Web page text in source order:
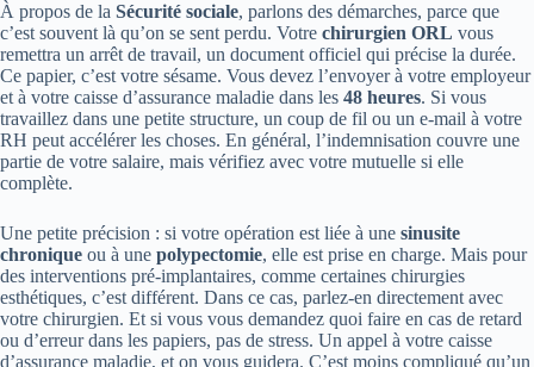
À propos de la Sécurité sociale, parlons des démarches, parce que
c’est souvent là qu’on se sent perdu. Votre chirurgien ORL vous
remettra un arrêt de travail, un document officiel qui précise la durée.
Ce papier, c’est votre sésame. Vous devez l’envoyer à votre employeur
et à votre caisse d’assurance maladie dans les 48 heures. Si vous
travaillez dans une petite structure, un coup de fil ou un e-mail à votre
RH peut accélérer les choses. En général, l’indemnisation couvre une
partie de votre salaire, mais vérifiez avec votre mutuelle si elle
complète.
Une petite précision : si votre opération est liée à une sinusite
chronique ou à une polypectomie, elle est prise en charge. Mais pour
des interventions pré-implantaires, comme certaines chirurgies
esthétiques, c’est différent. Dans ce cas, parlez-en directement avec
votre chirurgien. Et si vous vous demandez quoi faire en cas de retard
ou d’erreur dans les papiers, pas de stress. Un appel à votre caisse
d’assurance maladie, et on vous guidera. C’est moins compliqué qu’un